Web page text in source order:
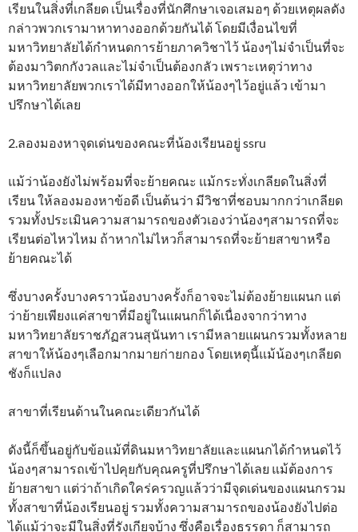
เรียนในสิ่งที่เกลียด เป็นเรื่องที่นักศึกษาเจอเสมอๆ ด้วยเหตุผลดัง
กล่าวพวกเรามาหาทางออกด้วยกันได้ โดยมีเงื่อนไขที่
มหาวิทยาลัยได้กำหนดการย้ายภาควิชาไว้ น้องๆไม่จำเป็นที่จะ
ต้องมาวิตกกังวลและไม่จำเป็นต้องกลัว เพราะเหตุว่าทาง
มหาวิทยาลัยพวกเราได้มีทางออกให้น้องๆไว้อยู่แล้ว เข้ามา
ปรึกษาได้เลย
2.ลองมองหาจุดเด่นของคณะที่น้องเรียนอยู่ ssru
แม้ว่าน้องยังไม่พร้อมที่จะย้ายคณะ แม้กระทั่งเกลียดในสิ่งที่
เรียน ให้ลองมองหาข้อดี เป็นต้นว่า มีวิชาที่ชอบมากกว่าเกลียด
รวมทั้งประเมินความสามารถของตัวเองว่าน้องๆสามารถที่จะ
เรียนต่อไหวไหม ถ้าหากไม่ไหวก็สามารถที่จะย้ายสาขาหรือ
ย้ายคณะได้
ซึ่งบางครั้งบางคราวน้องบางครั้งก็อาจจะไม่ต้องย้ายแผนก แต่
ว่าย้ายเพียงแค่สาขาที่มีอยู่ในแผนกก็ได้เนื่องจากว่าทาง
มหาวิทยาลัยราชภัฏสวนสุนันทา เรามีหลายแผนกรวมทั้งหลาย
สาขาให้น้องๆเลือกมากมายก่ายกอง โดยเหตุนี้แม้น้องๆเกลียด
ชังก็แปลง
สาขาที่เรียนด้านในคณะเดียวกันได้
ดังนี้ก็ขึ้นอยู่กับข้อแม้ที่ดินมหาวิทยาลัยและแผนกได้กำหนดไว้
น้องๆสามารถเข้าไปคุยกับคุณครูที่ปรึกษาได้เลย แม้ต้องการ
ย้ายสาขา แต่ว่าถ้าเกิดใคร่ครวญแล้วว่ามีจุดเด่นของแผนกรวม
ทั้งสาขาที่น้องเรียนอยู่ รวมทั้งความสามารถของน้องยังไปต่อ
ได้แม้ว่าจะมีในสิ่งที่รังเกียจบ้าง ซึ่งคือเรื่องธรรดา ก็สามารถ